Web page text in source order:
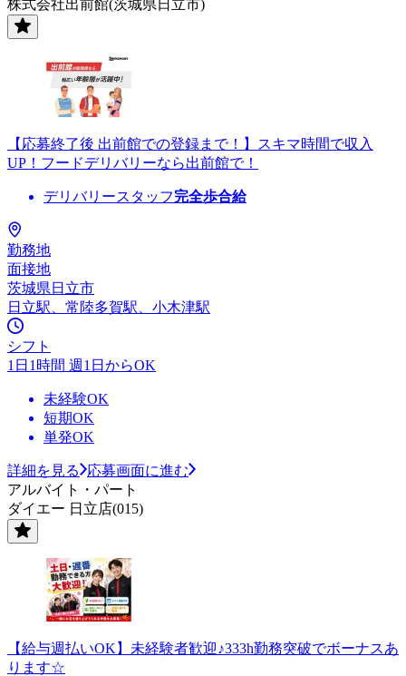
株式会社出前館(茨城県日立市)
【応募終了後 出前館での登録まで！】スキマ時間で収入
UP！フードデリバリーなら出前館で！
デリバリースタッフ完全歩合給
勤務地
面接地
茨城県日立市
日立駅、常陸多賀駅、小木津駅
シフト
1日1時間 週1日からOK
未経験OK
短期OK
単発OK
詳細を見る
応募画面に進む
アルバイト・パート
ダイエー 日立店(015)
【給与週払いOK】未経験者歓迎♪333h勤務突破でボーナスあ
ります☆